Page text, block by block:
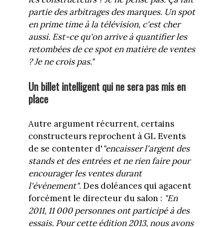
partie des arbitrages desmarques. Un spot
enprime time à la télévision, c'est cher
aussi. Est-ce qu'on arrive à quantifier les
retombées de ce spoten matière de ventes
?Je ne crois pas."
Un billet intelligent qui ne sera pas mis en
place
Autre argument récurrent, certains
constructeurs reprochent à GL Events
de se contenter d'"encaisser l'argent des
standset des entréeset ne rien faire pour
encourager les ventes durant
l'événement". Des doléances qui agacent
forcément le directeur du salon : "En
2011, 11 000 personnesontparticipé à des
essais. Pour cette édition 2013, nous avons